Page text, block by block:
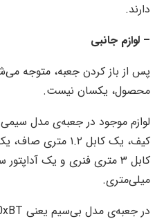
دارند.
– لوازم جانبی
پس از باز کردن جعبه، متوجه
محصول، یکسان نیست.
میلی‌متری.